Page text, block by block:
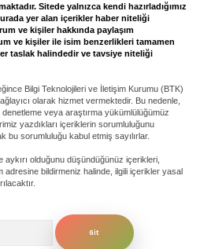
Sitede yalnızca kendi hazırladığımız
yer alan içerikler haber niteliği
ve kişiler hakkında paylaşım
ve kişiler ile isim benzerlikleri tamamen
taslak halindedir ve tavsiye niteliği
Bilgi Teknolojileri ve İletişim Kurumu (BTK)
olarak hizmet vermektedir. Bu nedenle,
veya araştırma yükümlülüğümüz
yazdıkları içeriklerin sorumluluğunu
bu sorumluluğu kabul etmiş sayılırlar.
olduğunu düşündüğünüz içerikleri,
adresine bildirmeniz halinde, ilgili içerikler yasal